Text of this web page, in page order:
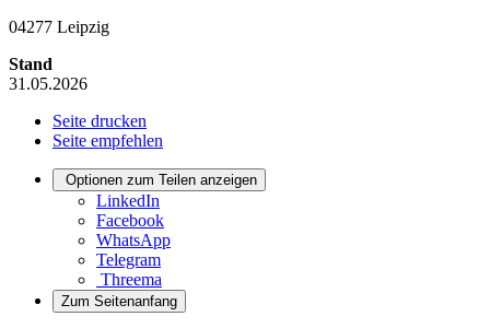
04277 Leipzig
Stand
31.05.2026
Seite drucken
Seite empfehlen
Optionen zum Teilen anzeigen
LinkedIn
Facebook
WhatsApp
Telegram
Threema
Zum Seitenanfang